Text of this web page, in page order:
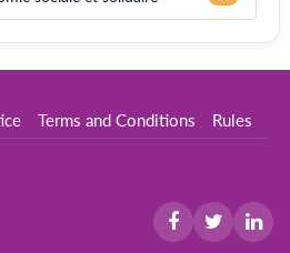
Terms and Conditions Rules